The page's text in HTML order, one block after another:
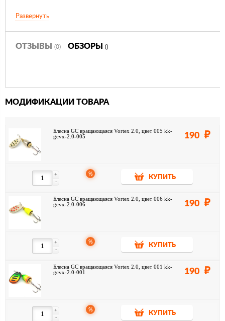
Развернуть
ОТЗЫВЫ (0) ОБЗОРЫ ()
МОДИФИКАЦИИ ТОВАРА
Блесна GC вращающаяся Vortex 2.0, цвет 005 kk-
gcvx-2.0-005
190
-
+ %
КУПИТЬ
Блесна GC вращающаяся Vortex 2.0, цвет 006 kk-
gcvx-2.0-006
190
-
+ %
КУПИТЬ
Блесна GC вращающаяся Vortex 2.0, цвет 001 kk-
gcvx-2.0-001
190
-
+ %
КУПИТЬ